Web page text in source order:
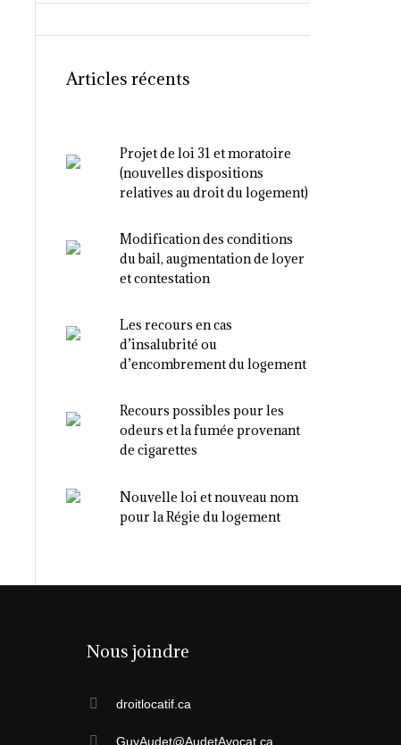
Articles récents
Projet de loi 31 et moratoire
(nouvelles dispositions
relatives au droit du logement)
Modification des conditions
du bail, augmentation de loyer
et contestation
Les recours en cas
d’insalubrité ou
d’encombrement du logement
Recours possibles pour les
odeurs et la fumée provenant
de cigarettes
Nouvelle loi et nouveau nom
pour la Régie du logement
Nous joindre
droitlocatif.ca
GuyAudet@AudetAvocat.ca